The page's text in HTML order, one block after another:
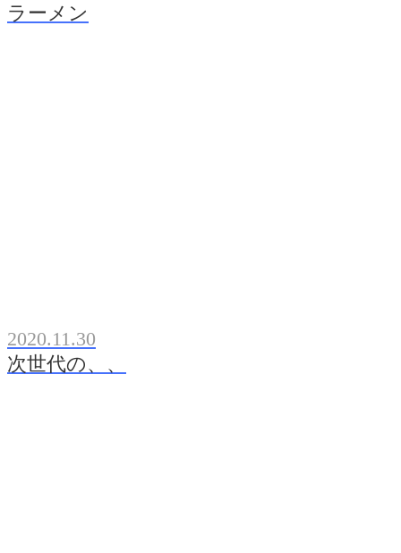
ラーメン
2020.11.30
次世代の、、